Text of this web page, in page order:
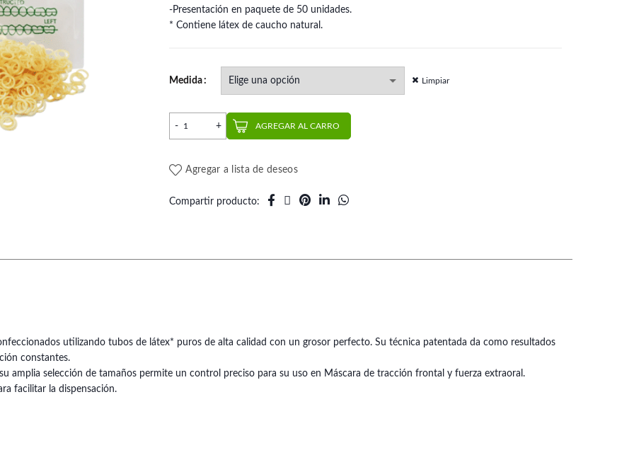
-Presentación en paquete de 50 unidades.
* Contiene látex de caucho natural.
Medida Limpiar
Elástico Extraoral Wild Series | American Orthodontics cantidad
AGREGAR AL CARRO
Agregar a lista de deseos
Compartir producto
utilizando tubos de látex* puros de alta calidad con un grosor perfecto. Su técnica patentada da como resultados
constantes.
amplia selección de tamaños permite un control preciso para su uso en Máscara de tracción frontal y fuerza extraoral.
facilitar la dispensación.